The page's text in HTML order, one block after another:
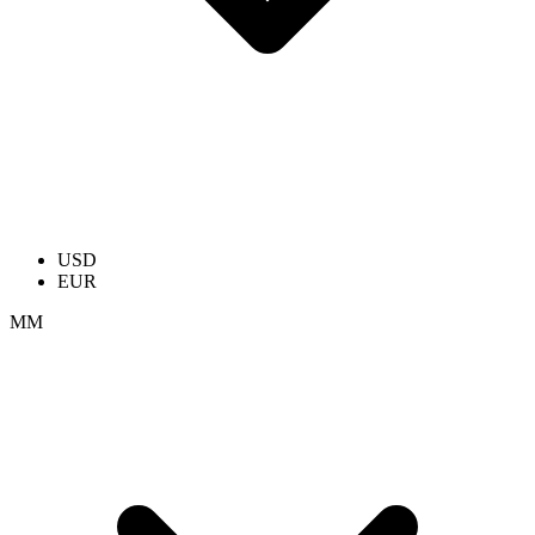
USD
EUR
ММ